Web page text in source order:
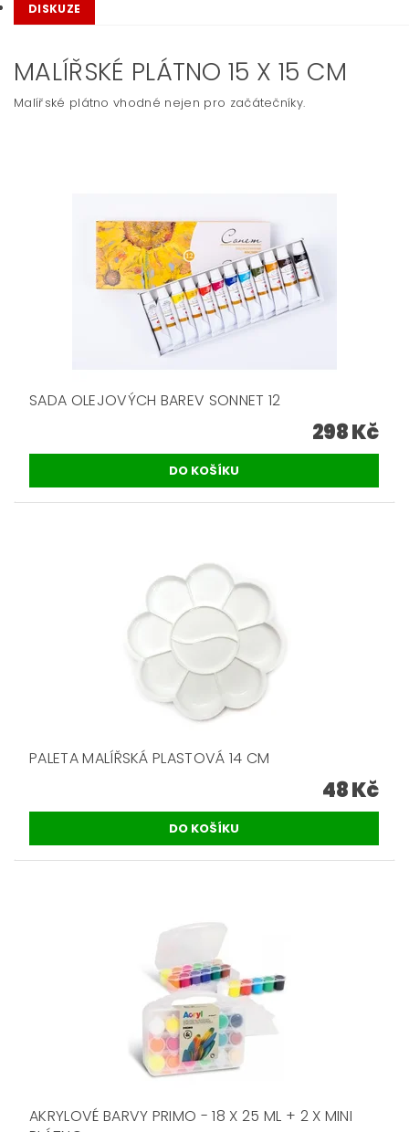
DISKUZE
MALÍŘSKÉ PLÁTNO 15 X 15 CM
Malířské plátno vhodné nejen pro začátečníky.
SADA OLEJOVÝCH BAREV SONNET 12
298 Kč
PALETA MALÍŘSKÁ PLASTOVÁ 14 CM
48 Kč
AKRYLOVÉ BARVY PRIMO - 18 X 25 ML + 2 X MINI